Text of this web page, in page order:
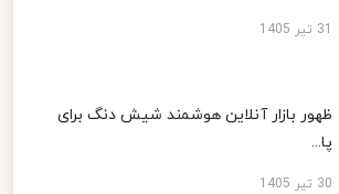
ظهور بازار آنلاین هوشمند شیش دنگ برای
پا...
30 تیر 1405